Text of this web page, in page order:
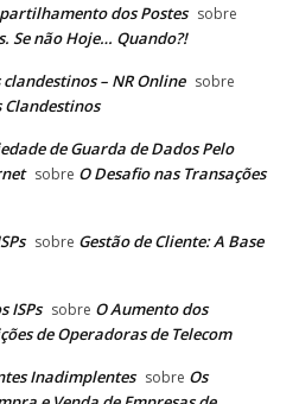
dos Postes sobre
Se não Hoje… Quando?!
clandestinos – NR Online sobre
Clandestinos
de Guarda de Dados Pelo
sobre O Desafio nas Transações
sobre Gestão de Cliente: A Base
ISPs sobre O Aumento dos
de Operadoras de Telecom
Inadimplentes sobre Os